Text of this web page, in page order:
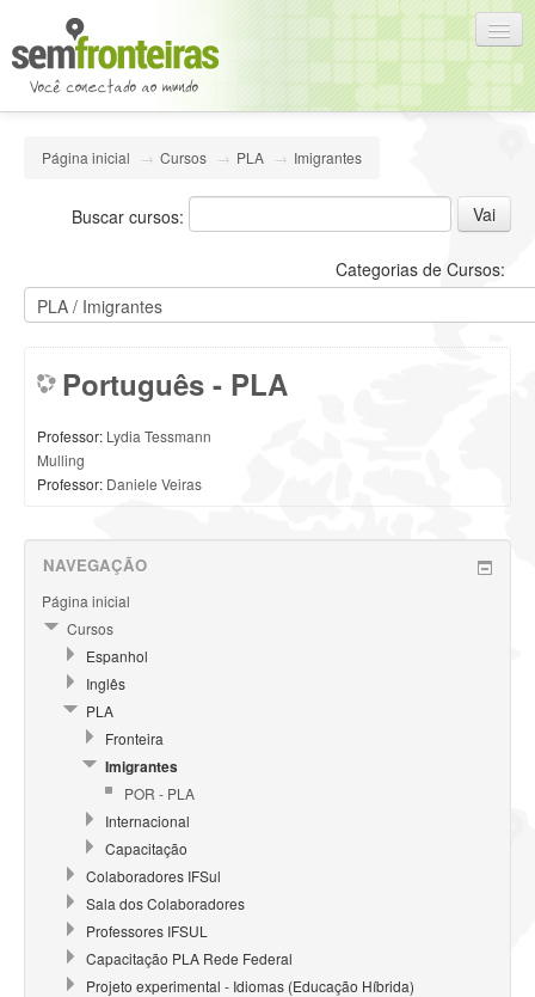
Página inicial → Cursos → PLA → Imigrantes
Buscar cursos:
Categorias de Cursos:
Português - PLA
Professor: Lydia Tessmann
Mulling
Professor: Daniele Veiras
NAVEGAÇÃO
Página inicial
Cursos
Espanhol
Inglês
PLA
Fronteira
Imigrantes
POR - PLA
Internacional
Capacitação
Colaboradores IFSul
Sala dos Colaboradores
Professores IFSUL
Capacitação PLA Rede Federal
Projeto experimental - Idiomas (Educação Híbrida)